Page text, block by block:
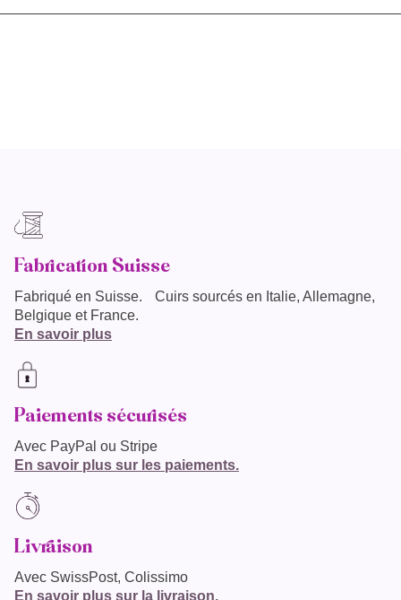
Fabrication Suisse
Fabriqué en Suisse. Cuirs sourcés en Italie, Allemagne,
Belgique et France.
En savoir plus
Paiements sécurisés
Avec PayPal ou Stripe
En savoir plus sur les paiements.
Livraison
Avec SwissPost, Colissimo
En savoir plus sur la livraison.